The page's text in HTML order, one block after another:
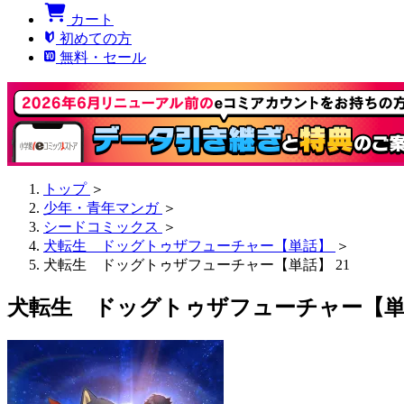
カート
初めての方
無料・セール
トップ ＞
少年・青年マンガ ＞
シードコミックス ＞
犬転生 ドッグトゥザフューチャー【単話】
＞
犬転生 ドッグトゥザフューチャー【単話】 21
犬転生 ドッグトゥザフューチャー【